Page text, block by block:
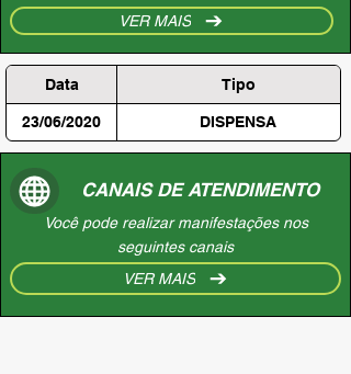
VER MAIS
Data Tipo
23/06/2020 DISPENSA
CANAIS DE ATENDIMENTO
Você pode realizar manifestações nos
seguintes canais
VER MAIS